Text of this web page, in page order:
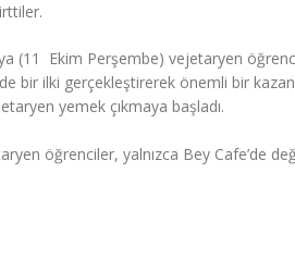
(11 Ekim Perşembe) vejetaryen
bir ilki gerçekleştirerek önemli bir
yemek çıkmaya başladı.
öğrenciler, yalnızca Bey Cafe’de